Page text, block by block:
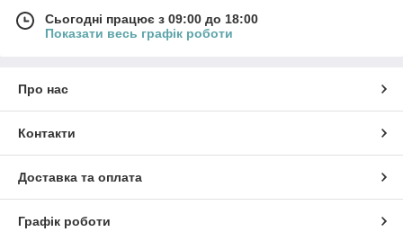
Сьогодні працює з 09:00 до 18:00
Показати весь графік роботи
Про нас
Контакти
Доставка та оплата
Графік роботи